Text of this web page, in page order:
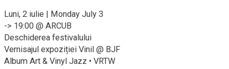
Luni, 2 iulie | Monday July 3
-> 19:00 @ ARCUB
Deschiderea festivalului
Vernisajul expoziției Vinil @ BJF
Album Art & Vinyl Jazz • VRTW